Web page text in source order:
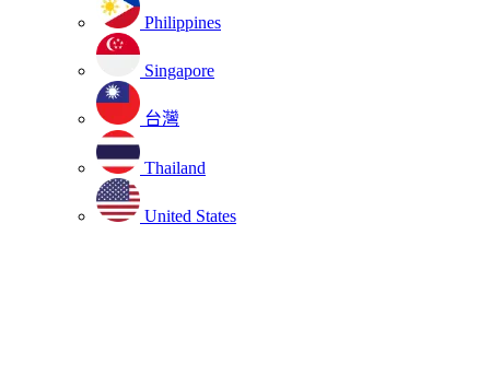
Philippines
Singapore
台灣
Thailand
United States